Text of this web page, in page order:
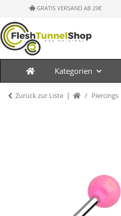
GRATIS VERSAND AB 29€
Kategorien
Zurück zur Liste Piercings